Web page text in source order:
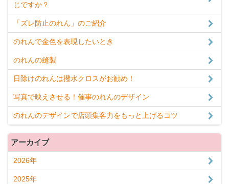
じですか？
「ズレ防止のれん」のご紹介
のれんで金色を表現したいとき
のれんの縫製
日除けのれんは撥水クロスがお勧め！
写真で映えさせる！催事のれんのデザイン
のれんのデザインで店頭集客力をもっと上げるコツ
アーカイブ
2026年
2025年